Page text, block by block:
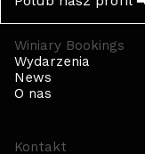
Winiary Bookings
Wydarzenia
News
O nas
Kontakt